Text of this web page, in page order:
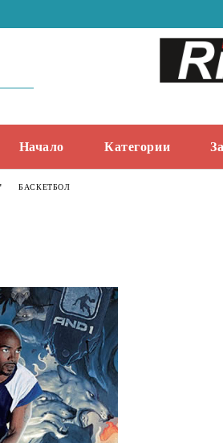
Начало Категории
БАСКЕТБОЛ